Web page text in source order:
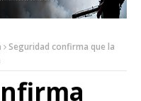
Seguridad confirma que la